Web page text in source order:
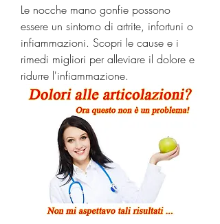
Le nocche mano gonfie possono
essere un sintomo di artrite, infortuni o
infiammazioni. Scopri le cause e i
rimedi migliori per alleviare il dolore e
ridurre l'infiammazione.